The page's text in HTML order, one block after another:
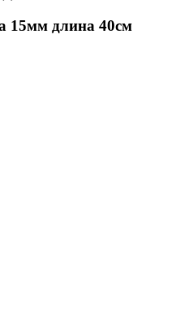
15мм длина 40см